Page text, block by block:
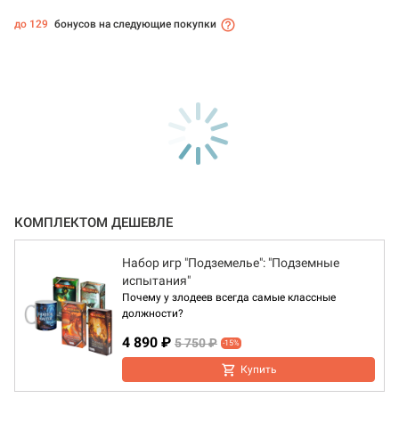
до 129 бонусов на следующие покупки
КОМПЛЕКТОМ ДЕШЕВЛЕ
Набор игр "Подземелье": "Подземные
испытания"
Почему у злодеев всегда самые классные
должности?
4 890 ₽ 5 750 ₽ -15%
Купить